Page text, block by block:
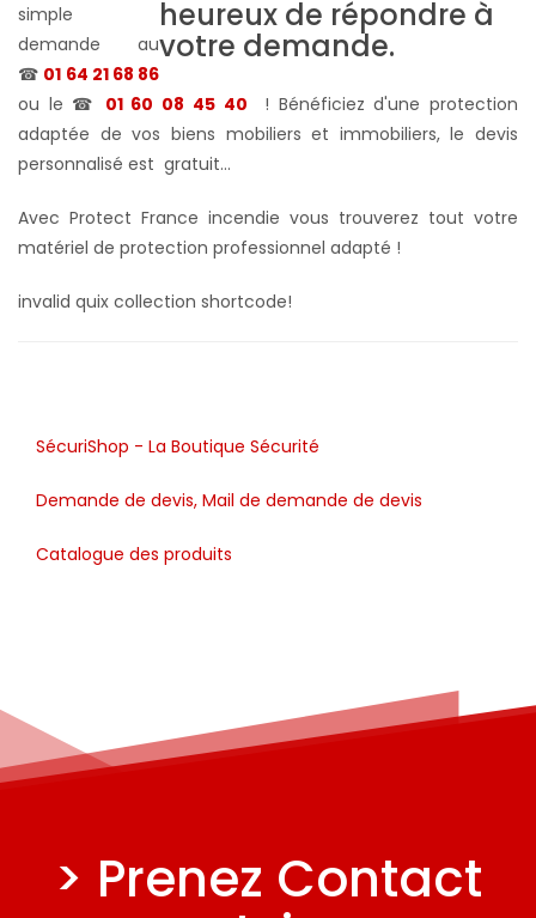
simple
demande au
☎ 01 64 21 68 86
ou le ☎ 01 60 08 45 40
! Bénéficiez d'une protection
adaptée de vos biens mobiliers et immobiliers, le devis
personnalisé est gratuit...
Avec Protect France incendie vous trouverez tout votre
matériel de protection professionnel adapté !
invalid quix collection shortcode!
SécuriShop - La Boutique Sécurité
Demande de devis, Mail de demande de devis
Catalogue des produits
> Prenez Contact